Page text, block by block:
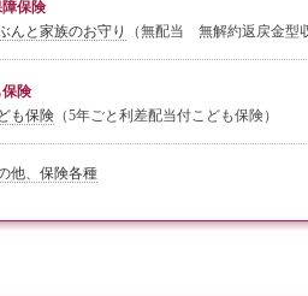
保険
んと家族のお守り （無配当 無解約返戻金型
保険
も保険 （5年ごと利差配当付こども保険）
他、保険各種